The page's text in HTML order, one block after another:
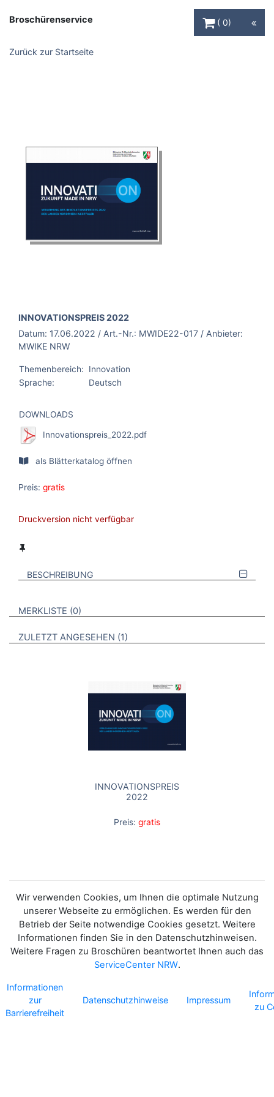
Broschürenservice
0
Zurück zur Startseite
BROSCHÜRE:
INNOVATIONSPREIS 2022
Datum: 17.06.2022 / Art.-Nr.: MWIDE22-017 / Anbieter:
MWIKE NRW
Themenbereich:
Innovation
Sprache:
Deutsch
DOWNLOADS
Innovationspreis_2022.pdf
als Blätterkatalog öffnen
Preis: gratis
Druckversion nicht verfügbar
BESCHREIBUNG
VERWEISE AUF VERMERKTE- ODER ZULETZT ANGESEHENE
MERKLISTE 0 BROSCHÜREN
ZULETZT ANGESEHEN 1 BROSCHÜREN
INNOVATIONSPREIS
2022
Preis: gratis
Wir verwenden Cookies, um Ihnen die optimale Nutzung
unserer Webseite zu ermöglichen. Es werden für den
Betrieb der Seite notwendige Cookies gesetzt. Weitere
Informationen finden Sie in den Datenschutzhinweisen.
Weitere Fragen zu Broschüren beantwortet Ihnen auch das
ServiceCenter NRW.
Informationen
zur
Barrierefreiheit
Datenschutzhinweise Impressum
zu